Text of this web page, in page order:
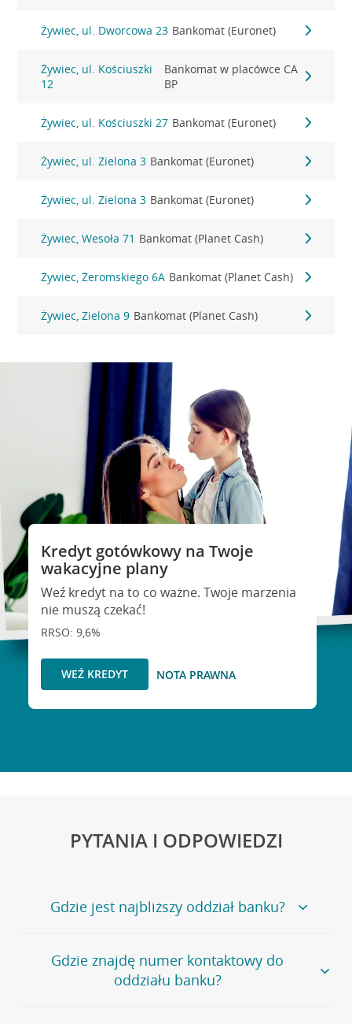
Żywiec, ul. Dworcowa 23 Bankomat (Euronet)
Żywiec, ul. Kościuszki
12
Bankomat w placówce CA
BP
Żywiec, ul. Kościuszki 27 Bankomat (Euronet)
Żywiec, ul. Zielona 3 Bankomat (Euronet)
Żywiec, ul. Zielona 3 Bankomat (Euronet)
Żywiec, Wesoła 71 Bankomat (Planet Cash)
Żywiec, Żeromskiego 6A Bankomat (Planet Cash)
Żywiec, Zielona 9 Bankomat (Planet Cash)
Kredyt gotówkowy na Twoje
wakacyjne plany
Weź kredyt na to co ważne. Twoje marzenia
nie muszą czekać!
RRSO: 9,6%
WEŹ KREDYT NOTA PRAWNA
PYTANIA I ODPOWIEDZI
Gdzie jest najbliższy oddział banku?
Jeśli szukasz oddziału naszego banku, zapraszamy na
stronęPlacówki i bankomaty, na której znajduje się
wygodna wyszukiwarka.
Gdzie znajdę numer kontaktowy do
oddziału banku?